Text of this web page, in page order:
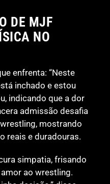
DE MJF
NO
enfrenta: “Neste
inchado e estou
indicando que a dor
admissão desafia
mostrando
reais e duradouras.
simpatia, frisando
ao wrestling.